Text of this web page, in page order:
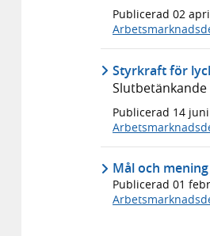
Publicerad 02
Styrkraft för
Publicerad 14
Mål och
Publicerad 01